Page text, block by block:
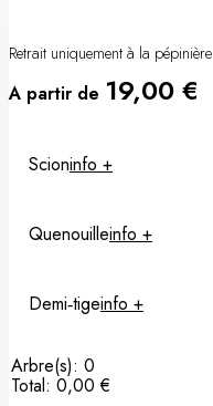
Prunier
Non classé
Retrait uniquement à la pépinière
A partir de 19,00 €
Scioninfo +
Quenouilleinfo +
Demi‑tigeinfo +
Arbre(s): 0
Total: 0,00 €